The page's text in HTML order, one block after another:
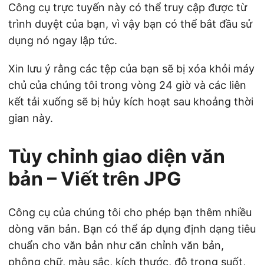
Công cụ trực tuyến này có thể truy cập được từ
trình duyệt của bạn, vì vậy bạn có thể bắt đầu sử
dụng nó ngay lập tức.
Xin lưu ý rằng các tệp của bạn sẽ bị xóa khỏi máy
chủ của chúng tôi trong vòng 24 giờ và các liên
kết tải xuống sẽ bị hủy kích hoạt sau khoảng thời
gian này.
Tùy chỉnh giao diện văn
bản – Viết trên JPG
Công cụ của chúng tôi cho phép bạn thêm nhiều
dòng văn bản. Bạn có thể áp dụng định dạng tiêu
chuẩn cho văn bản như căn chỉnh văn bản,
phông chữ, màu sắc, kích thước, độ trong suốt,